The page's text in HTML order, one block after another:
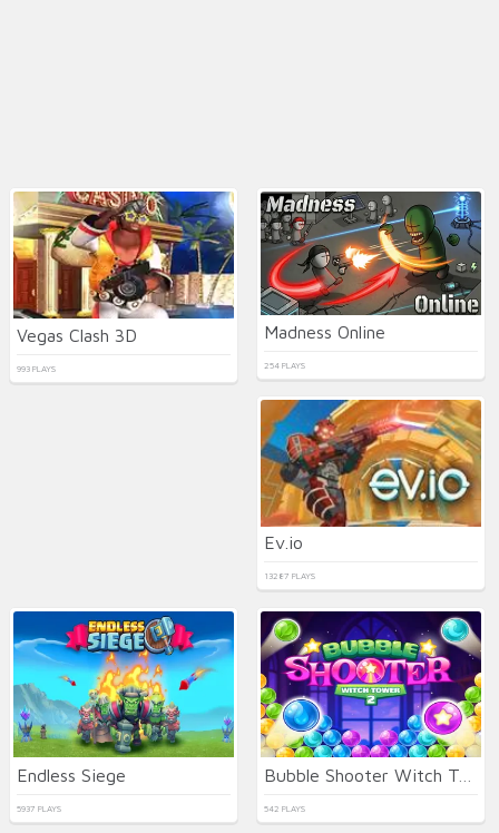
Vegas Clash 3D
993 PLAYS
Madness Online
254 PLAYS
Ev.io
13287 PLAYS
Endless Siege
5937 PLAYS
Bubble Shooter Witch Tower 2
542 PLAYS